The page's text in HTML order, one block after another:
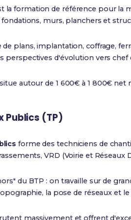
la formation de référence pour la
fondations, murs, planchers et
plans, implantation, coffrage,
perspectives d'évolution vers
autour de 1 600€ à 1 800€ net
Publics (TP)
forme des techniciens de
VRD (Voirie et Réseaux
du BTP : on travaille sur de
la pose de réseaux et
massivement et offrent